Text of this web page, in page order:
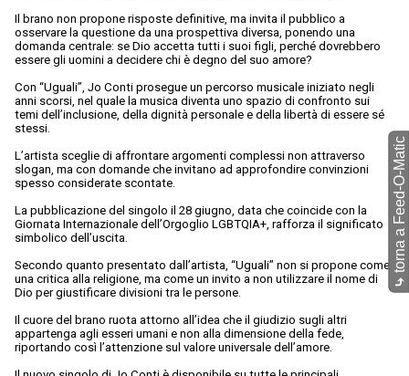
Il brano non propone risposte definitive, ma invita il pubblico a
osservare la questione da una prospettiva diversa, ponendo una
domanda centrale: se Dio accetta tutti i suoi figli, perché dovrebbero
essere gli uomini a decidere chi è degno del suo amore?
Con “Uguali”, Jo Conti prosegue un percorso musicale iniziato negli
anni scorsi, nel quale la musica diventa uno spazio di confronto sui
temi dell’inclusione, della dignità personale e della libertà di essere sé
stessi.
L’artista sceglie di affrontare argomenti complessi non attraverso
slogan, ma con domande che invitano ad approfondire convinzioni
spesso considerate scontate.
La pubblicazione del singolo il 28 giugno, data che coincide con la
Giornata Internazionale dell’Orgoglio LGBTQIA+, rafforza il significato
simbolico dell’uscita.
Secondo quanto presentato dall’artista, “Uguali” non si propone come
una critica alla religione, ma come un invito a non utilizzare il nome di
Dio per giustificare divisioni tra le persone.
Il cuore del brano ruota attorno all’idea che il giudizio sugli altri
appartenga agli esseri umani e non alla dimensione della fede,
riportando così l’attenzione sul valore universale dell’amore.
⤷
torna a Feed-O-Matic